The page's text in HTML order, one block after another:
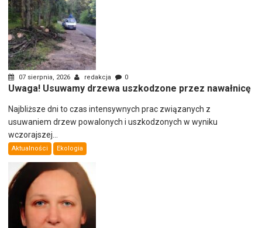
07 sierpnia, 2026 redakcja 0
Uwaga! Usuwamy drzewa uszkodzone przez nawałnicę
Najbliższe dni to czas intensywnych prac związanych z
usuwaniem drzew powalonych i uszkodzonych w wyniku
wczorajszej...
Aktualności Ekologia